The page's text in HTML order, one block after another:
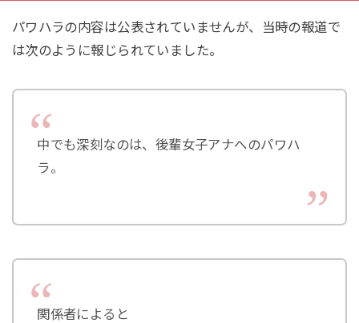
パワハラの内容は公表されていませんが、当時の報道で
は次のように報じられていました。
中でも深刻なのは、後輩女子アナへのパワハ
ラ。
関係者によると